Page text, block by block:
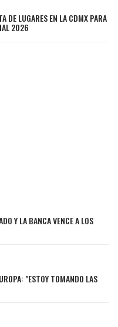
DE LUGARES EN LA CDMX PARA
2026
Y LA BANCA VENCE A LOS
"ESTOY TOMANDO LAS